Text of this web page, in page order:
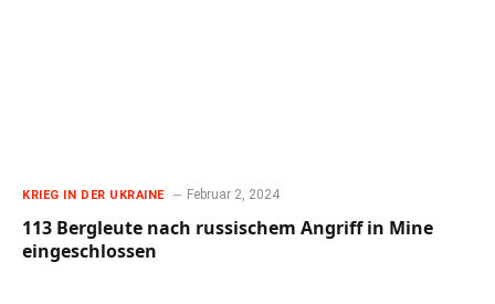
KRIEG IN DER UKRAINE Februar 2, 2024
113 Bergleute nach russischem Angriff in Mine
eingeschlossen